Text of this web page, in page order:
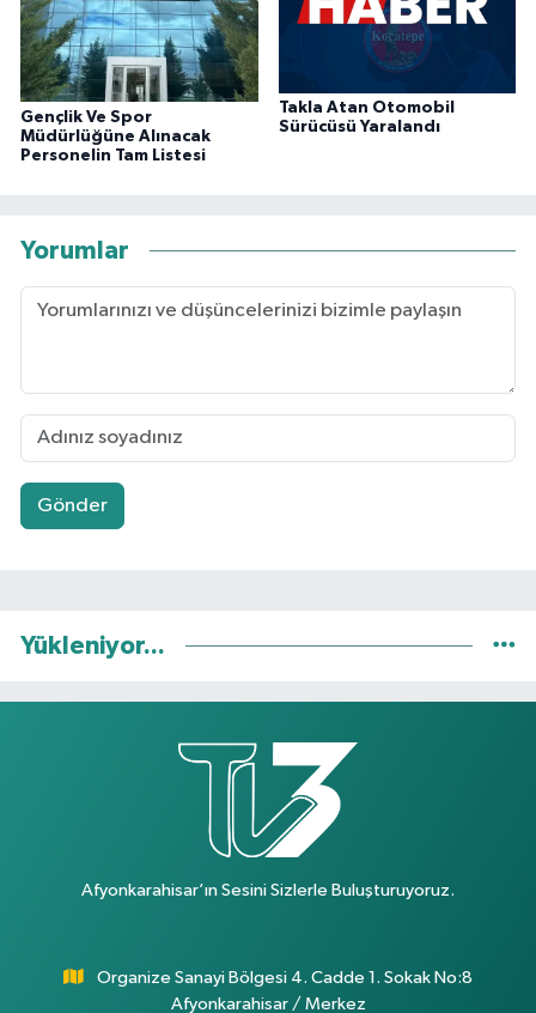
Gençlik Ve Spor
Müdürlüğüne Alınacak
Personelin Tam Listesi
Takla Atan Otomobil
Sürücüsü Yaralandı
Yorumlar
Gönder
Yükleniyor...
Afyonkarahisar’ın Sesini Sizlerle Buluşturuyoruz.
Organize Sanayi Bölgesi 4. Cadde 1. Sokak No:8
Afyonkarahisar / Merkez